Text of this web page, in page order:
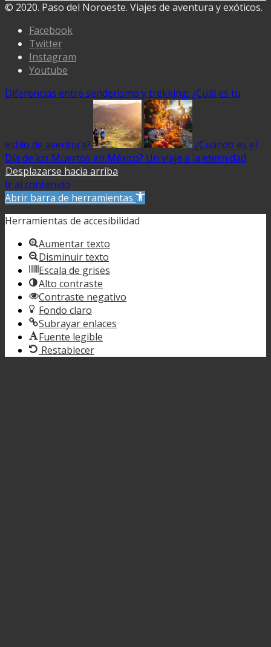
© 2020. Paso del Noroeste. Viajes de aventura y exóticos.
Facebook
Twitter
Instagram
Youtube
Diferencias entre senderismo y trekking: ¿Cuál es tu
estilo de aventura?
¿Cuándo es el
Día de los Muertos en México? Un viaje a la eternidad
Desplazarse hacia arriba
Ir al contenido
Abrir barra de herramientas
Herramientas de accesibilidad
Aumentar texto
Disminuir texto
Escala de grises
Alto contraste
Contraste negativo
Fondo claro
Subrayar enlaces
Fuente legible
Restablecer